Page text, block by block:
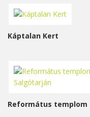
Káptalan Kert